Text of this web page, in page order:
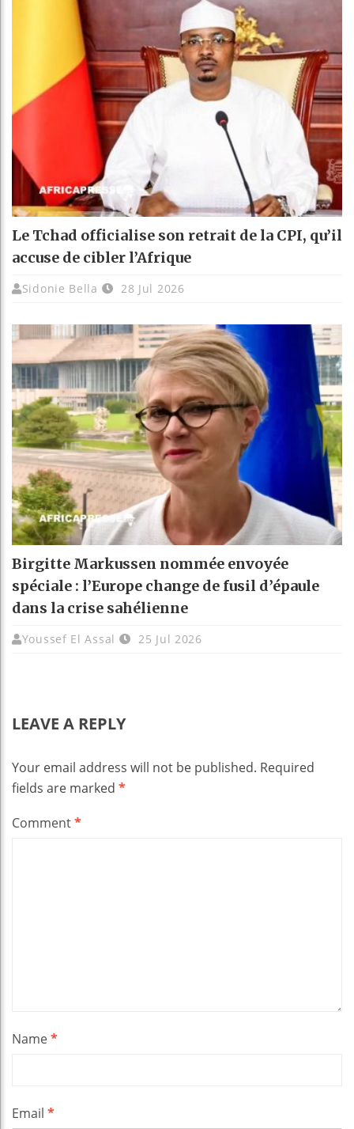
Le Tchad officialise son retrait de la CPI, qu’il
accuse de cibler l’Afrique
Sidonie Bella 28 Jul 2026
Birgitte Markussen nommée envoyée
spéciale : l’Europe change de fusil d’épaule
dans la crise sahélienne
Youssef El Assal 25 Jul 2026
LEAVE A REPLY
Your email address will not be published. Required
fields are marked *
Comment*
Name*
Email *